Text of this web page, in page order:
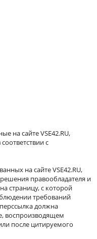
на сайте VSE42.RU,
с
на сайте VSE42.RU,
правообладателя и
страницу, с которой
требований
должна
воспроизводящем
после цитируемого